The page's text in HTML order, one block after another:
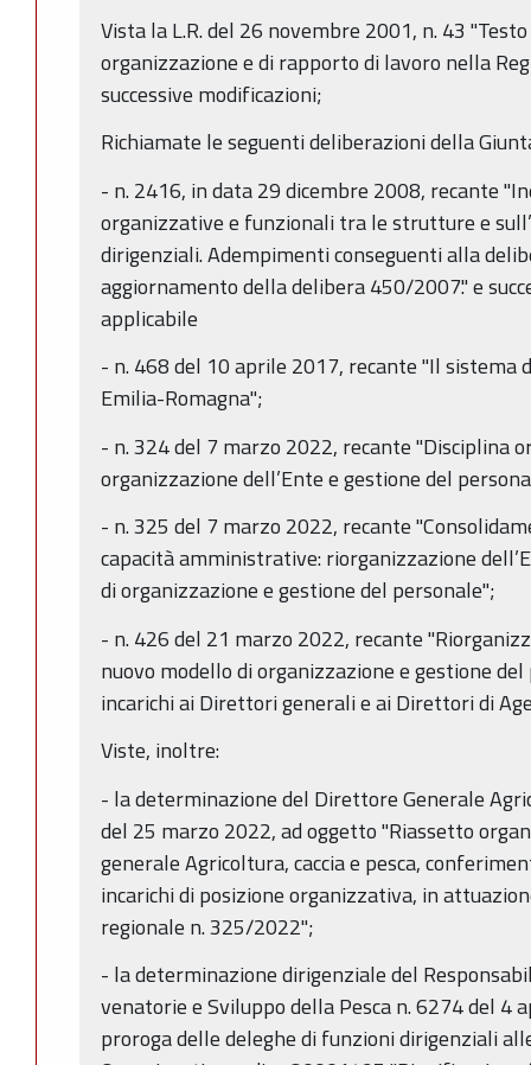
Vista la L.R. del 26 novembre 2001, n. 43
organizzazione e di rapporto di lavoro nella
successive modificazioni;
Richiamate le seguenti deliberazioni della
- n. 2416, in data 29 dicembre 2008, recante
organizzative e funzionali tra le strutture e
dirigenziali. Adempimenti conseguenti alla
aggiornamento della delibera 450/2007." e
applicabile
- n. 468 del 10 aprile 2017, recante "Il sistema
Emilia-Romagna";
- n. 324 del 7 marzo 2022, recante "Disciplina
organizzazione dell’Ente e gestione del
- n. 325 del 7 marzo 2022, recante
capacità amministrative: riorganizzazione
di organizzazione e gestione del personale";
- n. 426 del 21 marzo 2022, recante
nuovo modello di organizzazione e gestione
incarichi ai Direttori generali e ai Direttori di
Viste, inoltre:
- la determinazione del Direttore Generale
del 25 marzo 2022, ad oggetto "Riassetto
generale Agricoltura, caccia e pesca,
incarichi di posizione organizzativa, in
regionale n. 325/2022";
- la determinazione dirigenziale del
venatorie e Sviluppo della Pesca n. 6274 del 4
proroga delle deleghe di funzioni dirigenziali